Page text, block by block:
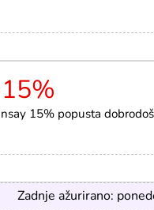
15% popusta
Zadnje ažurirano: